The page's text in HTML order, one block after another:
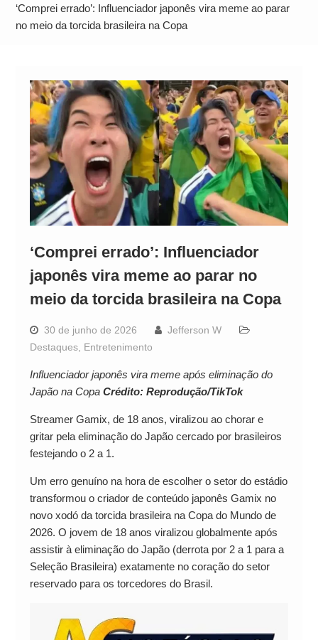
Operação Ágio: Ação policial na Bahia prende 14
suspeitos e mira rede ligada a ‘Zói de Gato’, do
‘Comprei errado’: Influenciador japonês vira meme ao parar
no meio da torcida brasileira na Copa
‘Comprei errado’: Influenciador
japonês vira meme ao parar no
meio da torcida brasileira na Copa
30 de junho de 2026
Jefferson W
Destaques, Entretenimento
Influenciador japonês vira meme após eliminação do
Japão na Copa Crédito: Reprodução/TikTok
Streamer Gamix, de 18 anos, viralizou ao chorar e
gritar pela eliminação do Japão cercado por brasileiros
festejando o 2 a 1.
Um erro genuíno na hora de escolher o setor do estádio
transformou o criador de conteúdo japonês Gamix no
novo xodó da torcida brasileira na Copa do Mundo de
2026. O jovem de 18 anos viralizou globalmente após
assistir à eliminação do Japão (derrota por 2 a 1 para a
Seleção Brasileira) exatamente no coração do setor
reservado para os torcedores do Brasil.